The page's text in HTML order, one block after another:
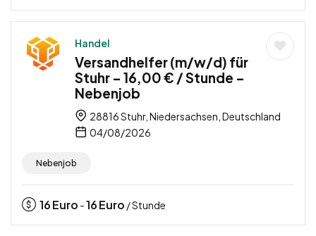
Handel
Versandhelfer (m/w/d) für
Stuhr – 16,00 € / Stunde –
Nebenjob
28816 Stuhr, Niedersachsen, Deutschland
04/08/2026
Nebenjob
16Euro -16Euro / Stunde